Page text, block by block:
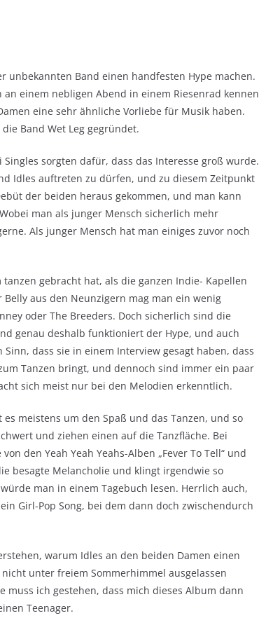
unbekannten Band einen handfesten Hype machen.
einem nebligen Abend in einem Riesenrad kennen
eine sehr ähnliche Vorliebe für Musik haben.
Band Wet Leg gegründet.
sorgten dafür, dass das Interesse groß wurde.
Idles auftreten zu dürfen, und zu diesem Zeitpunkt
der beiden heraus gekommen, und man kann
man als junger Mensch sicherlich mehr
Als junger Mensch hat man einiges zuvor noch
gebracht hat, als die ganzen Indie- Kapellen
aus den Neunzigern mag man ein wenig
oder The Breeders. Doch sicherlich sind die
genau deshalb funktioniert der Hype, und auch
dass sie in einem Interview gesagt haben, dass
Tanzen bringt, und dennoch sind immer ein paar
sich meist nur bei den Melodien erkenntlich.
meistens um den Spaß und das Tanzen, und so
und ziehen einen auf die Tanzfläche. Bei
den Yeah Yeah Yeahs-Alben „Fever To Tell“ und
besagte Melancholie und klingt irgendwie so
man in einem Tagebuch lesen. Herrlich auch,
Girl-Pop Song, bei dem dann doch zwischendurch
warum Idles an den beiden Damen einen
unter freiem Sommerhimmel ausgelassen
ich gestehen, dass mich dieses Album dann
Teenager.